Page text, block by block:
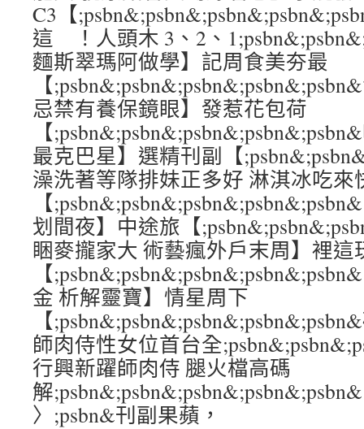
C3【
這 ！人頭木 3、2、
麵斯翠瑪阿做學】記周食美夯最
【
忌禁有養保鏡眼】發惹花包荷
【
最克巴星】選精刊副【
澡洗著等隊排妹正多好 淋淇冰吃來
【
划間夜】中途旅【
睏麥攏家大 術藝瘋外戶末周】裡這
【
金 析解靈寶】情星周下
【
師肉侍性女位首台全
行興新躍師肉侍 腿火檔高碼
解;psbn&;psbn&;psbn&;psbn&;psbn&
〉;psbn&刊副果蘋，